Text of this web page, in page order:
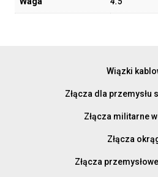
Wiązki
Złącza dla przemysłu
Złącza militarne
Złącza
Złącza